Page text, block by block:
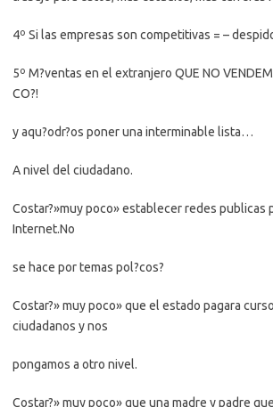
4º Si las empresas son competitivas = –
5º M?ventas en el extranjero QUE NO
CO?!
y aqu?odr?os poner una interminable lista…
A nivel del ciudadano.
Costar?»muy poco» establecer redes publicas
Internet.No
se hace por temas pol?cos?
Costar?» muy poco» que el estado pagara
ciudadanos y nos
pongamos a otro nivel.
Costar?» muy poco» que una madre y padre